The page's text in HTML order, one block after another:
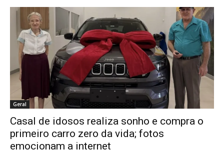
Geral
Casal de idosos realiza sonho e compra o
primeiro carro zero da vida; fotos
emocionam a internet